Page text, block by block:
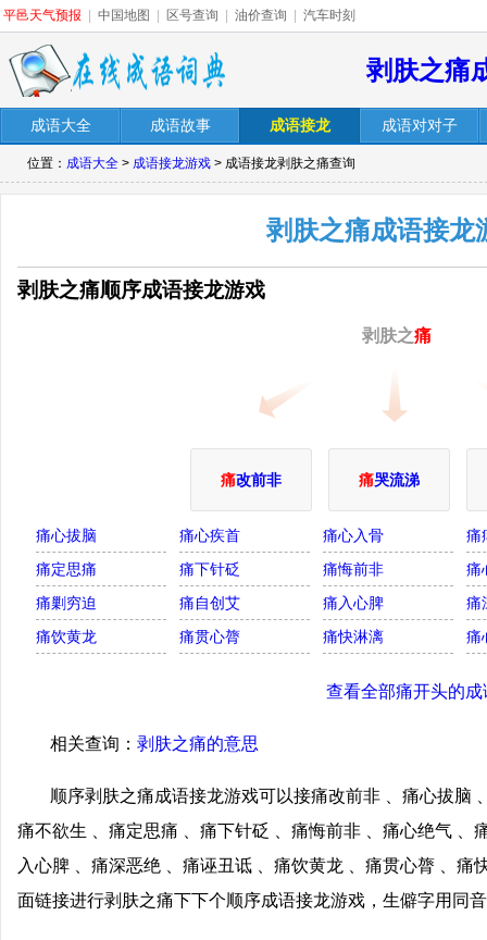
平邑天气预报 中国地图 区号查询 油价查询 汽车时刻
剥肤之痛
成语大全 成语故事 成语接龙 成语对对子
位置： 成语大全 > 成语接龙游戏 > 成语接龙剥肤之痛查询
剥肤之痛成语接龙
剥肤之痛顺序成语接龙游戏
剥肤之痛
痛改前非 痛哭流涕
痛心拔脑 痛心疾首 痛心入骨
痛
痛定思痛
痛下针砭 痛悔前非
痛
痛剿穷迫
痛自创艾 痛入心脾
痛
痛饮黄龙
痛贯心膂 痛快淋漓 痛
查看全部痛开头的成
相关查询： 剥肤之痛的意思
顺序剥肤之痛成语接龙游戏可以接痛改前非 、痛心拔脑
痛不欲生 、痛定思痛 、痛下针砭 、痛悔前非 、痛心绝气 、
入心脾 、痛深恶绝 、痛诬丑诋 、痛饮黄龙 、痛贯心膂 、痛
面链接进行剥肤之痛下下个顺序成语接龙游戏，生僻字用同